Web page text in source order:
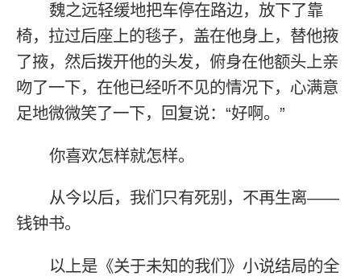
魏之远轻缓地把车停在路边，放下了靠
椅，拉过后座上的毯子，盖在他身上，替他掖
了掖，然后拨开他的头发，俯身在他额头上亲
吻了一下，在他已经听不见的情况下，心满意
足地微微笑了一下，回复说：“好啊。”
你喜欢怎样就怎样。
从今以后，我们只有死别，不再生离——
钱钟书。
以上是《关于未知的我们》小说结局的全